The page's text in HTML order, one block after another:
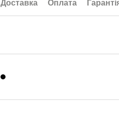
Доставка Оплата